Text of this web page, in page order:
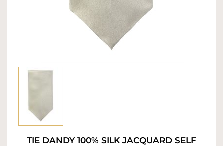
TIE DANDY 100% SILK JACQUARD SELF